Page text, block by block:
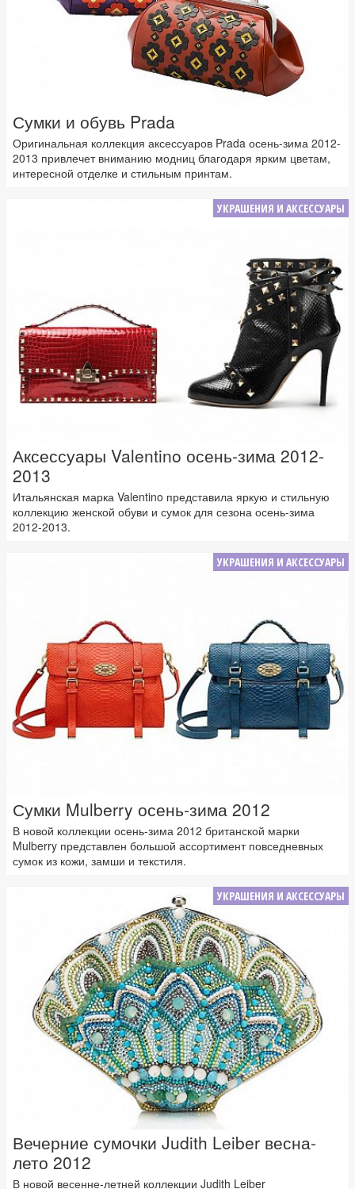
Сумки и обувь Prada
Оригинальная коллекция аксессуаров Prada осень-зима 2012-
2013 привлечет вниманию модниц благодаря ярким цветам,
интересной отделке и стильным принтам.
УКРАШЕНИЯ И АКСЕССУАРЫ
Аксессуары Valentino осень-зима 2012-
2013
Итальянская марка Valentino представила яркую и стильную
коллекцию женской обуви и сумок для сезона осень-зима
2012-2013.
УКРАШЕНИЯ И АКСЕССУАРЫ
Сумки Mulberry осень-зима 2012
В новой коллекции осень-зима 2012 британской марки
Mulberry представлен большой ассортимент повседневных
сумок из кожи, замши и текстиля.
УКРАШЕНИЯ И АКСЕССУАРЫ
Вечерние сумочки Judith Leiber весна-
лето 2012
В новой весенне-летней коллекции Judith Leiber